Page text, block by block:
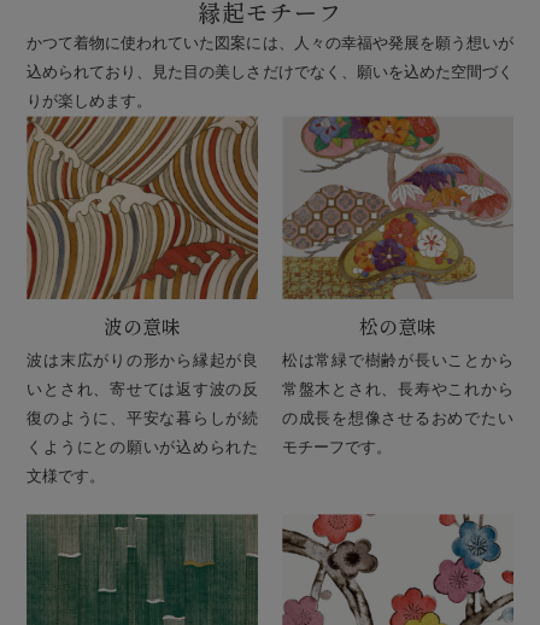
縁起モチーフ
かつて着物に使われていた図案には、人々の幸福や発展を願う想いが
込められており、見た目の美しさだけでなく、願いを込めた空間づく
りが楽しめます。
波の意味
波は末広がりの形から縁起が良
いとされ、寄せては返す波の反
復のように、平安な暮らしが続
くようにとの願いが込められた
文様です。
松の意味
松は常緑で樹齢が長いことから
常盤木とされ、長寿やこれから
の成長を想像させるおめでたい
モチーフです。